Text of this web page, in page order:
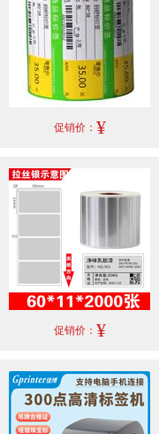
促销价： ¥
促销价： ¥